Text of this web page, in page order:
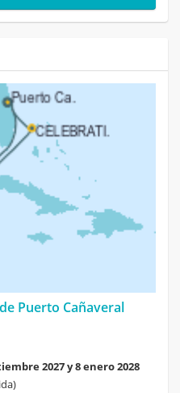
Puerto Cañaveral
2027 y 8 enero 2028